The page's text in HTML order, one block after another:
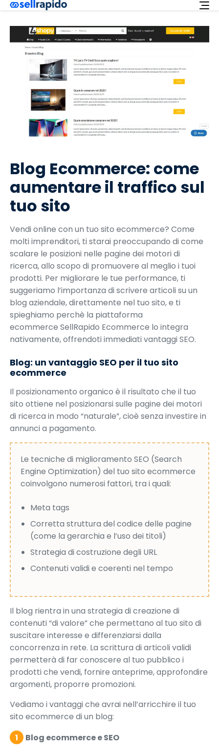
Servizi
Integrazioni
Offerta
Richiedi ora
Italiano
Supporto
Blog Ecommerce: come
aumentare il traffico sul
tuo sito
Vendi online con un tuo sito ecommerce? Come
molti imprenditori, ti starai preoccupando di come
scalare le posizioni nelle pagine dei motori di
ricerca, allo scopo di promuovere al meglio i tuoi
prodotti. Per migliorare le tue performance, ti
suggeriamo l’importanza di scrivere articoli su un
blog aziendale, direttamente nel tuo sito, e ti
spieghiamo perchè la piattaforma
ecommerce SellRapido Ecommerce lo integra
nativamente, offrendoti immediati vantaggi SEO.
Blog: un vantaggio SEO per il tuo sito
ecommerce
Il posizionamento organico è il risultato che il tuo
sito ottiene nel posizionarsi sulle pagine dei motori
di ricerca in modo “naturale”, cioè senza investire in
annunci a pagamento.
Le tecniche di miglioramento SEO (Search
Engine Optimization) del tuo sito ecommerce
coinvolgono numerosi fattori, tra i quali:
Meta tags
Corretta struttura del codice delle pagine
(come la gerarchia e l’uso dei titoli)
Strategia di costruzione degli URL
Contenuti validi e coerenti nel tempo
Il blog rientra in una strategia di creazione di
contenuti “di valore” che permettano al tuo sito di
suscitare interesse e differenziarsi dalla
concorrenza in rete. La scrittura di articoli validi
permetterà di far conoscere al tuo pubblico i
prodotti che vendi, fornire anteprime, approfondire
argomenti, proporre promozioni.
Vediamo i vantaggi che avrai nell’arricchire il tuo
sito ecommerce di un blog:
1
Blog ecommerce e SEO